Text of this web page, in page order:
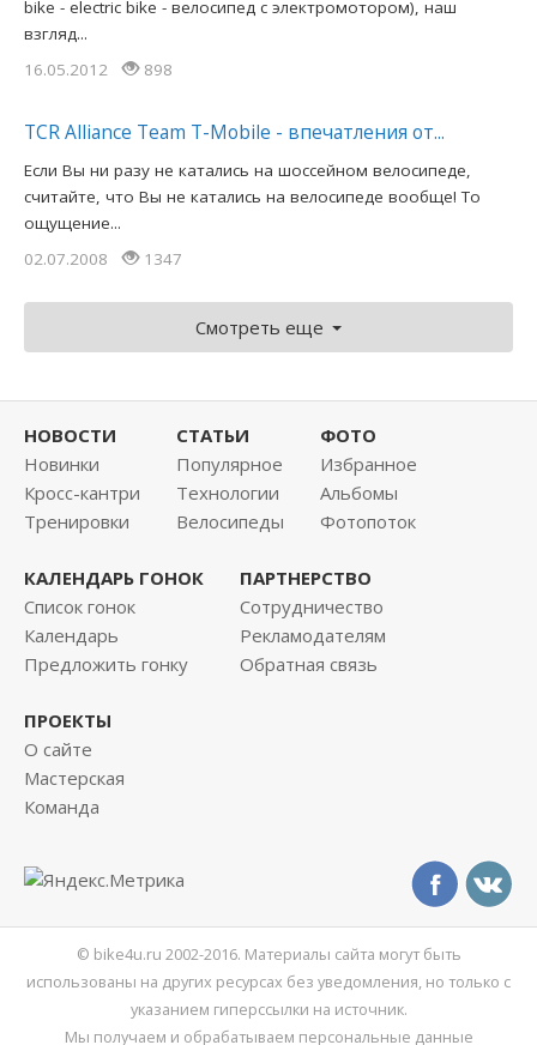
bike - electric bike - велосипед с электромотором), наш
взгляд...
16.05.2012
898
TCR Alliance Team T-Mobile - впечатления от...
Если Вы ни разу не катались на шоссейном велосипеде,
считайте, что Вы не катались на велосипеде вообще! То
ощущение...
02.07.2008
1347
Смотреть еще
НОВОСТИ
Новинки
Кросс-кантри
Тренировки
СТАТЬИ
Популярное
Технологии
Велосипеды
ФОТО
Избранное
Альбомы
Фотопоток
КАЛЕНДАРЬ ГОНОК
Список гонок
Календарь
Предложить гонку
ПАРТНЕРСТВО
Сотрудничество
Рекламодателям
Обратная связь
ПРОЕКТЫ
О сайте
Мастерская
Команда
© bike4u.ru 2002-2016. Материалы сайта могут быть
использованы на других ресурсах без уведомления, но только с
указанием гиперссылки на источник.
Мы получаем и обрабатываем персональные данные